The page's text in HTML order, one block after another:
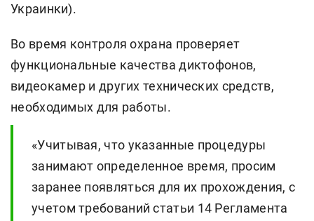
Украинки).
Во время контроля охрана проверяет
функциональные качества диктофонов,
видеокамер и других технических средств,
необходимых для работы.
«Учитывая, что указанные процедуры
занимают определенное время, просим
заранее появляться для их прохождения, с
учетом требований статьи 14 Регламента